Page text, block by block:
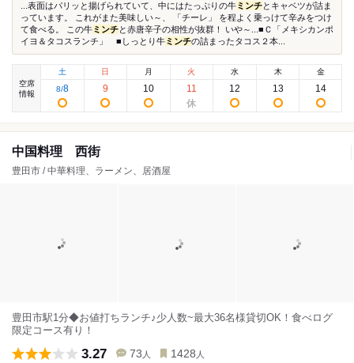
...表面はパリッと揚げられていて、中にはたっぷりの牛ミンチとキャベツが詰ま
っています。 これがまた美味しい～、 「チーレ」 を程よく乗っけて辛みをつけ
て食べる。 この牛ミンチと赤唐辛子の相性が抜群！ いや～...■Ｃ「メキシカンポ
イヨ＆タコスランチ」 ■しっとり牛ミンチの詰まったタコス２本...
空席
情報
土
8/8
日
9
月
10
火
11
水
12
木
13
金
14
中国料理 西街
豊田市 / 中華料理、ラーメン、居酒屋
豊田市駅1分◆お値打ちランチ♪少人数~最大36名様貸切OK！食べログ
限定コース有り！
3.27 73 人 1428 人